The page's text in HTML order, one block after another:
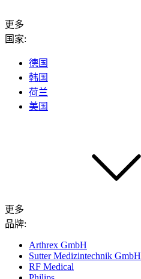
更多
国家:
德国
韩国
荷兰
美国
更多
品牌:
Arthrex GmbH
Sutter Medizintechnik GmbH
RF Medical